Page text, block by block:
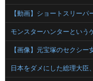
モンスターハンターという
【画像】元宝塚のセクシ